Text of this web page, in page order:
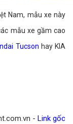
Nam, mẫu xe này
mẫu xe gầm cao
Tucson hay KIA
- Link gốc